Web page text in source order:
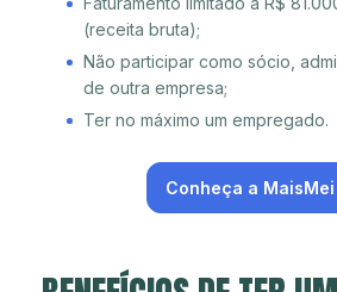
(receita bruta);
Não participar como sócio,
de outra empresa;
Ter no máximo um empregado.
Conheça a MaisMei